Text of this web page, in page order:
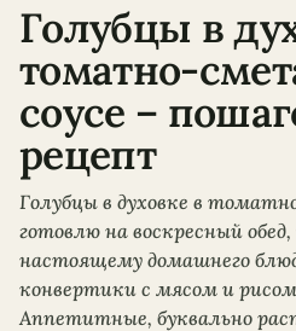
Голубцы в
томатно-
соусе –
рецепт
Голубцы в духовке в
готовлю на воскресный
настоящему домашнего
конвертики с мясом и
Аппетитные, буквально